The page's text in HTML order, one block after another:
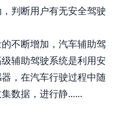
判断用户有无安全驾驶
不断增加，汽车辅助驾
辅助驾驶系统是利用安
，在汽车行驶过程中随
数据，进行静......